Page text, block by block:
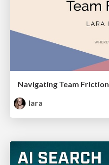
Navigating Team Friction
lara